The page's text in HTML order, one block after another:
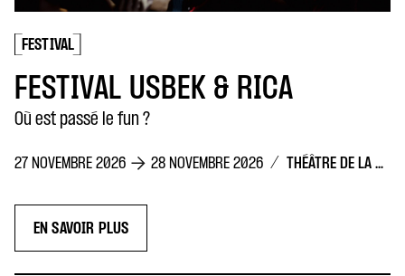
& RICA
?
28 NOVEMBRE 2026 / THÉÂTRE DE LA CONCORDE